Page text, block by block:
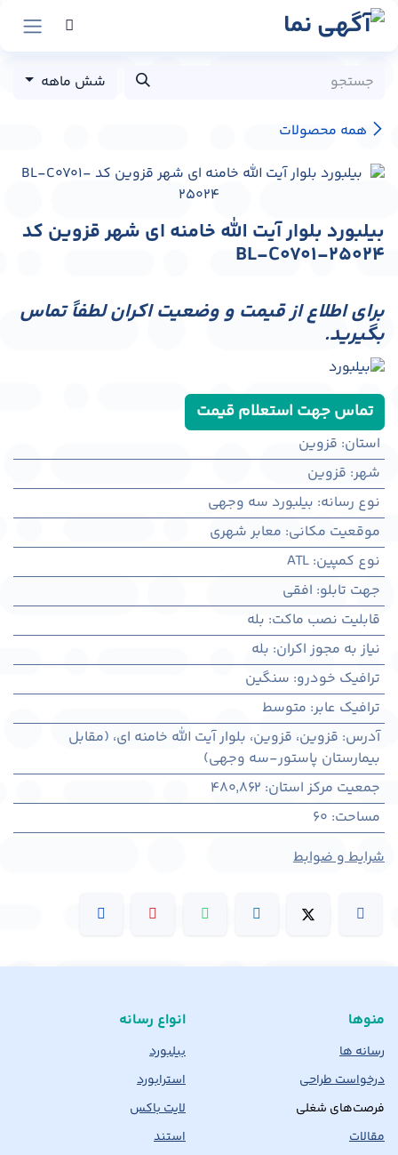
پرش به محتوا
همه محصولات
شش ماهه
بیلبورد بلوار آیت الله خامنه ای شهر قزوین کد
BL-C0701-25024
برای اطلاع از قیمت و وضعیت اکران لطفاً تماس
بگیرید.
تماس جهت استعلام قیمت
استان: قزوین
شهر: قزوين
نوع رسانه: بیلبورد سه وجهی
موقعیت مکانی: معابر شهری
نوع کمپین:
ATL
جهت تابلو: افقی
قابلیت نصب ماکت: بله
نیاز به مجوز اکران: بله
ترافیک خودرو: سنگین
ترافیک عابر: متوسط
آدرس: قزوين، قزوين، بلوار آیت الله خامنه ای، (مقابل
بیمارستان پاستور-سه وجهی)
جمعیت مرکز استان:
480,862
مساحت:
60
شرایط و ضوابط
منوها
رسانه ها
درخواست طراحی
فرصت‌های شغلی
مقالات
انواع رسانه
بیلبورد
استرابورد
لایت باکس
استند